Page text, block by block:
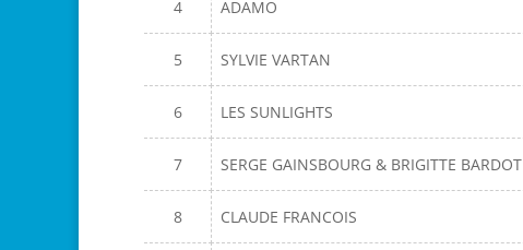
4 ADAMO
5 SYLVIE VARTAN
6 LES SUNLIGHTS
7 SERGE GAINSBOURG & BRIGITTE BARDOT
8 CLAUDE FRANCOIS